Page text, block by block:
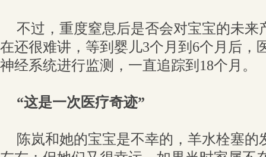
不过，重度窒息后是否会对宝宝的未来
在还很难讲，等到婴儿3个月到6个月后，
神经系统进行监测，一直追踪到18个月。
“这是一次医疗奇迹”
陈岚和她的宝宝是不幸的，羊水栓塞的